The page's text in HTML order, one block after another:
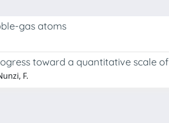
gas atoms
toward a quantitative scale
F.